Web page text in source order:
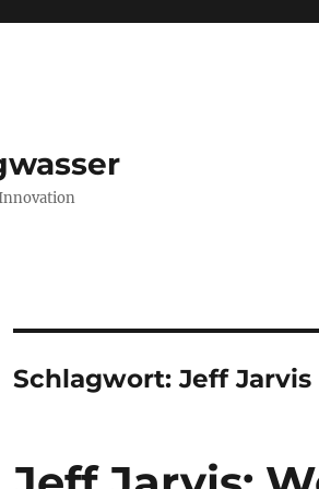
Innovation
Schlagwort:Jeff Jarvis